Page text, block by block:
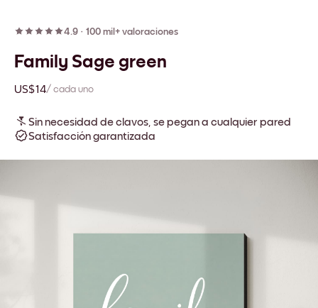
4.9 · 100 mil+ valoraciones
Family Sage green
US$14/ cada uno
Sin necesidad de clavos, se pegan a cualquier pared
Satisfacción garantizada